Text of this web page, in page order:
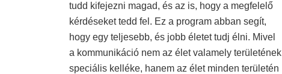
tudd kifejezni magad, és az is, hogy a megfelelő
kérdéseket tedd fel. Ez a program abban segít,
hogy egy teljesebb, és jobb életet tudj élni. Mivel
a kommunikáció nem az élet valamely területének
speciális kelléke, hanem az élet minden területén